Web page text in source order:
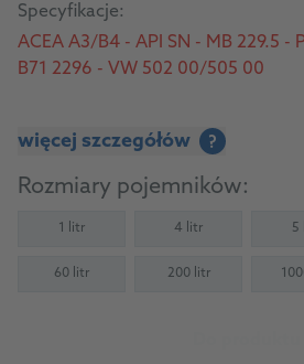
Specyfikacje:
ACEA A3/B4 - API SN - MB 229.5 -
B71 2296 - VW 502 00/505 00
więcej szczegółów ?
Rozmiary pojemników:
1 litr 4 litr 5
60 litr 200 litr